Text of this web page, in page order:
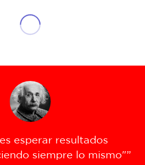
esperar resultados
siempre lo mismo"”